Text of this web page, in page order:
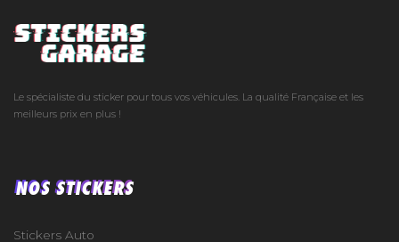
Le spécialiste du sticker pour tous vos véhicules. La qualité Française et les
meilleurs prix en plus !
NOS STICKERS
Stickers Auto